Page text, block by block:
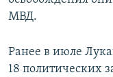
МВД.
Ранее в июле
18 политических